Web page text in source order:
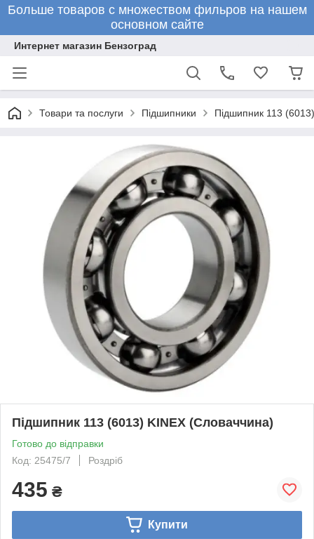
Больше товаров с множеством фильров на нашем
основном сайте
Интернет магазин Бензоград
Товари та послуги Підшипники Підшипник 113
Підшипник 113 (6013) KINEX (Словаччина)
Готово до відправки
Код: 25475/7
Роздріб
435 ₴
Купити